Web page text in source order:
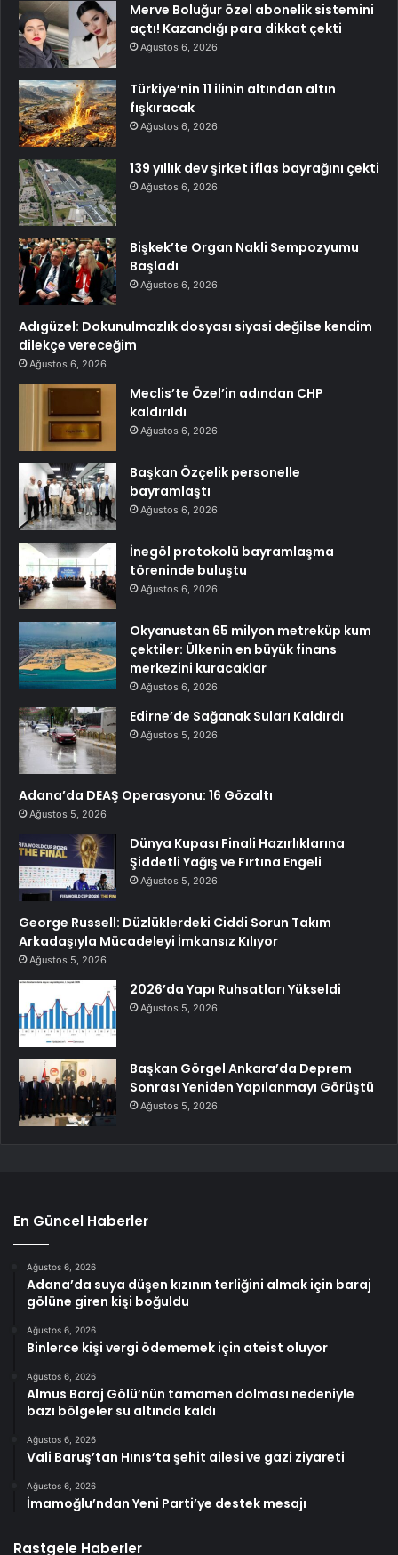
Merve Boluğur özel abonelik sistemini
açtı! Kazandığı para dikkat çekti
Ağustos 6, 2026
Türkiye’nin 11 ilinin altından altın
fışkıracak
Ağustos 6, 2026
139 yıllık dev şirket iflas bayrağını çekti
Ağustos 6, 2026
Bişkek’te Organ Nakli Sempozyumu
Başladı
Ağustos 6, 2026
Adıgüzel: Dokunulmazlık dosyası siyasi değilse kendim
dilekçe vereceğim
Ağustos 6, 2026
Meclis’te Özel’in adından CHP
kaldırıldı
Ağustos 6, 2026
Başkan Özçelik personelle
bayramlaştı
Ağustos 6, 2026
İnegöl protokolü bayramlaşma
töreninde buluştu
Ağustos 6, 2026
Okyanustan 65 milyon metreküp kum
çektiler: Ülkenin en büyük finans
merkezini kuracaklar
Ağustos 6, 2026
Edirne’de Sağanak Suları Kaldırdı
Ağustos 5, 2026
Adana’da DEAŞ Operasyonu: 16 Gözaltı
Ağustos 5, 2026
Dünya Kupası Finali Hazırlıklarına
Şiddetli Yağış ve Fırtına Engeli
Ağustos 5, 2026
George Russell: Düzlüklerdeki Ciddi Sorun Takım
Arkadaşıyla Mücadeleyi İmkansız Kılıyor
Ağustos 5, 2026
2026’da Yapı Ruhsatları Yükseldi
Ağustos 5, 2026
Başkan Görgel Ankara’da Deprem
Sonrası Yeniden Yapılanmayı Görüştü
Ağustos 5, 2026
En Güncel Haberler
Ağustos 6, 2026
Adana’da suya düşen kızının terliğini almak için baraj
gölüne giren kişi boğuldu
Ağustos 6, 2026
Binlerce kişi vergi ödememek için ateist oluyor
Ağustos 6, 2026
Almus Baraj Gölü’nün tamamen dolması nedeniyle
bazı bölgeler su altında kaldı
Ağustos 6, 2026
Vali Baruş’tan Hınıs’ta şehit ailesi ve gazi ziyareti
Ağustos 6, 2026
İmamoğlu’ndan Yeni Parti’ye destek mesajı
Rastgele Haberler